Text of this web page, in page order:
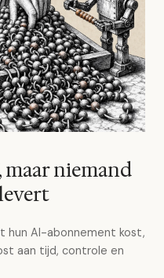
maar niemand
hun AI-abonnement kost,
aan tijd, controle en